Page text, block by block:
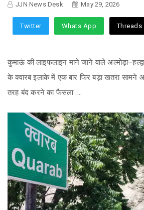
JJN News Desk May 29, 2026
Twitter Whats App Threads
कुमाऊं की लाइफलाइन माने जाने वाले
के क्वारब इलाके में एक बार फिर बड़ा खतरा सामने
तरह बंद करने का फैसला ....